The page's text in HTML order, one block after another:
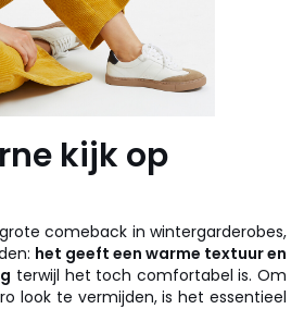
kijk op
comeback in wintergarderobes,
het geeft een warme textuur en
terwijl het toch comfortabel is. Om
look te vermijden, is het essentieel